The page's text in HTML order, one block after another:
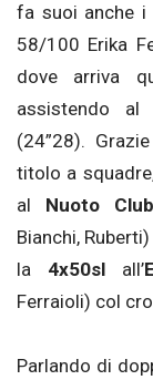
fa suoi anche i
58/100 Erika
dove arriva
assistendo
(24”28).
titolo a
al Nuoto
Bianchi,
la 4x50sl all’
Ferraioli) col
Parlando di